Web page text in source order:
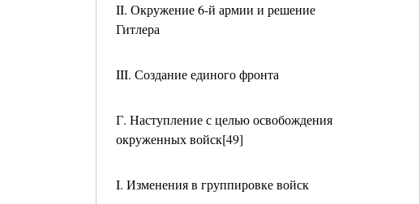
II. Окружение 6-й армии и решение
Гитлера
III. Создание единого фронта
Г. Наступление с целью освобождения
окруженных войск[49]
I. Изменения в группировке войск